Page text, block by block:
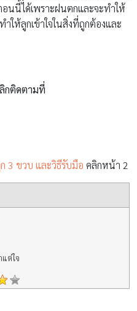
นนี้ได้เพราะฝนตกและจะทำให้
ให้ลูกเข้าใจในสิ่งที่ถูกต้องและ
ลิกติดตามที่
3 ขวบ และวิธีรับมือ คลิกหน้า 2
แต่ใจ